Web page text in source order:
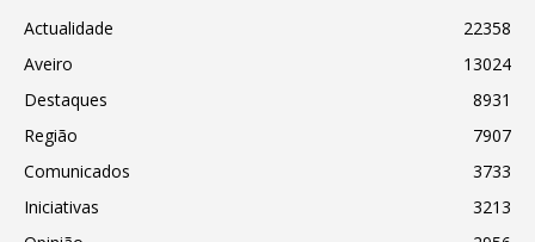
Actualidade
22358
Aveiro
13024
Destaques
8931
Região
7907
Comunicados
3733
Iniciativas
3213